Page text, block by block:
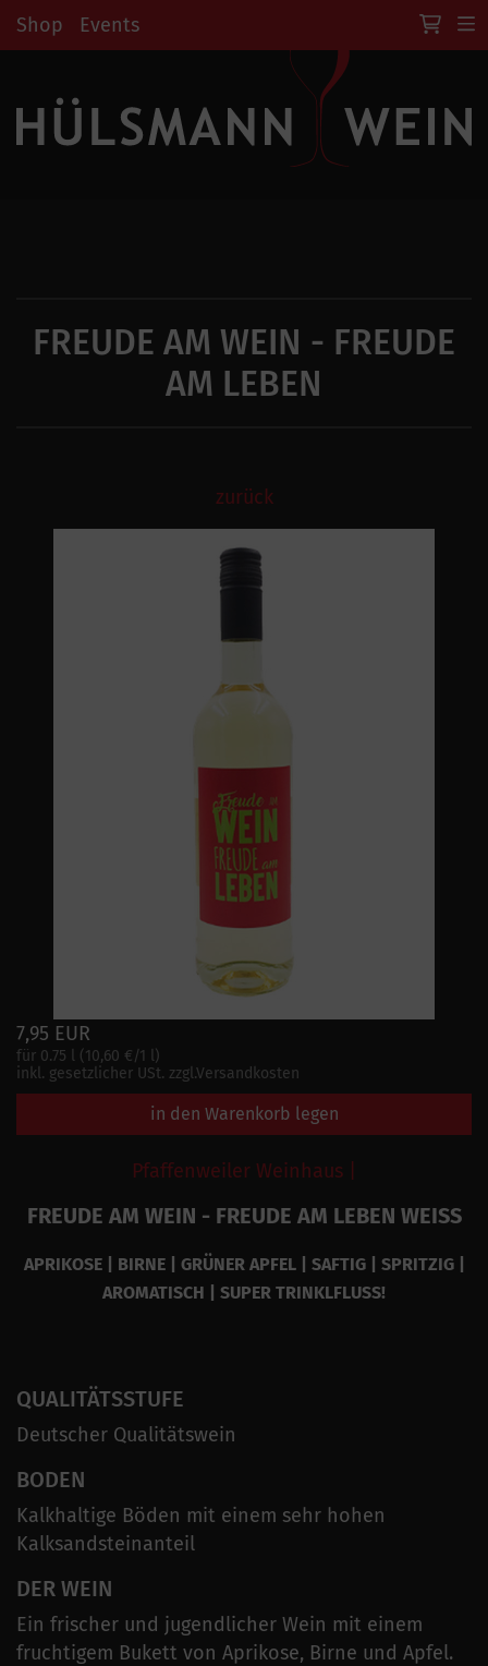
Shop Events
FREUDE AM WEIN - FREUDE
AM LEBEN
zurück
7,95 EUR
für 0.75 l (10,60 €/1 l)
inkl. gesetzlicher USt. zzgl.Versandkosten
in den Warenkorb legen
Pfaffenweiler Weinhaus |
FREUDE AM WEIN - FREUDE AM LEBEN WEISS
APRIKOSE | BIRNE | GRÜNER APFEL | SAFTIG | SPRITZIG |
AROMATISCH | SUPER TRINKLFLUSS!
QUALITÄTSSTUFE
Deutscher Qualitätswein
BODEN
Kalkhaltige Böden mit einem sehr hohen
Kalksandsteinanteil
DER WEIN
Ein frischer und jugendlicher Wein mit einem
fruchtigem Bukett von Aprikose, Birne und Apfel.